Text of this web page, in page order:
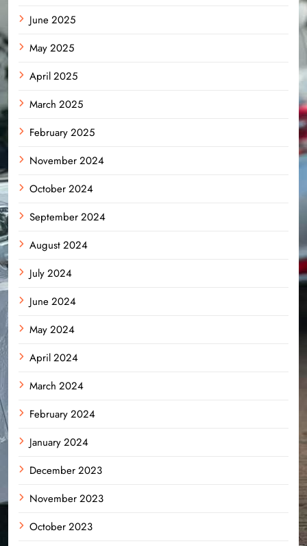
June 2025
May 2025
April 2025
March 2025
February 2025
November 2024
October 2024
September 2024
August 2024
July 2024
June 2024
May 2024
April 2024
March 2024
February 2024
January 2024
December 2023
November 2023
October 2023